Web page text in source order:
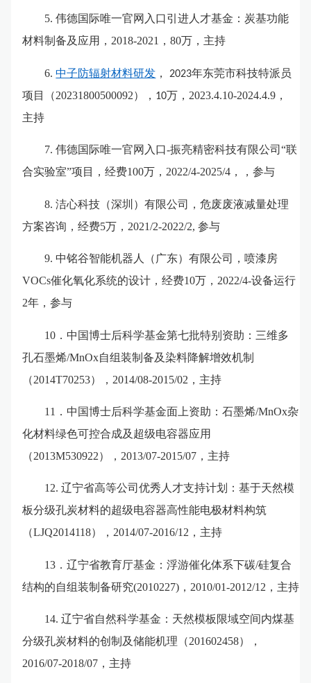
5.伟德国际唯一官网入口引进人才基金：炭基功能
材料制备及应用 ， 2018-2021 ， 80万，主持
6. 中子防辐射材料研发 ， 2023年东莞市科技特派员
项目（20231800500092） ， 10万， 2023.4.10-2024.4.9 ，
主持
7.伟德国际唯一官网入口-振亮精密科技有限公司“联
合实验室”项目，经费100万， 2022/4-2025/4 ，，参与
8.洁心科技（深圳）有限公司，危废废液减量处理
方案咨询，经费5万， 2021/2-2022/2, 参与
9. 中铭谷智能机器人（广东）有限公司，喷漆房
VOCs催化氧化系统的设计，经费10万， 2022/4-设备运行
2年，参与
10 ．中国博士后科学基金第七批特别资助：三维多
孔石墨烯/MnOx自组装制备及染料降解增效机制
（2014T70253）， 2014/08-2015/02 ，主持
11 ．中国博士后科学基金面上资助：石墨烯/MnOx杂
化材料绿色可控合成及超级电容器应用
（2013M530922）， 2013/07-2015/07 ，主持
12.辽宁省高等公司优秀人才支持计划：基于天然模
板分级孔炭材料的超级电容器高性能电极材料构筑
（LJQ2014118）， 2014/07-2016/12 ，主持
13 ．辽宁省教育厅基金：浮游催化体系下碳/硅复合
结构的自组装制备研究(2010227) ， 2010/01-2012/12 ，主持
14.辽宁省自然科学基金：天然模板限域空间内煤基
分级孔炭材料的创制及储能机理（201602458），
2016/07-2018/07 ，主持